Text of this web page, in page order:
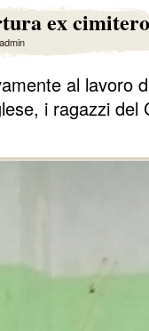
ex
admin
al lavoro
i ragazzi